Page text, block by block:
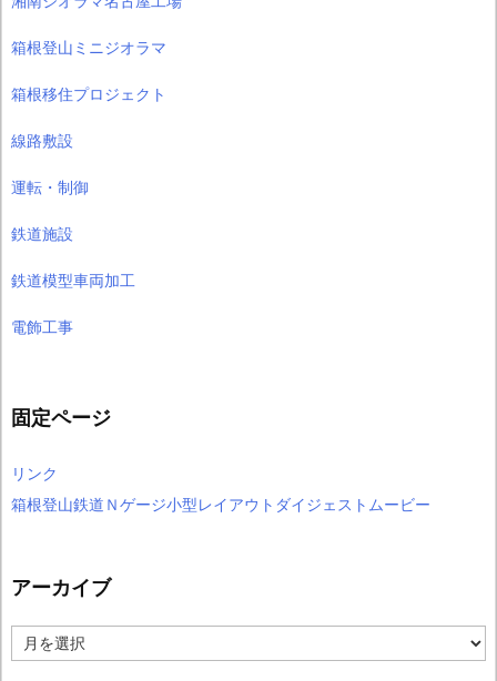
箱根登山ミニジオラマ
箱根移住プロジェクト
線路敷設
運転・制御
鉄道施設
鉄道模型車両加工
電飾工事
固定ページ
リンク
箱根登山鉄道Ｎゲージ小型レイアウトダイジェストムービー
アーカイブ
ー